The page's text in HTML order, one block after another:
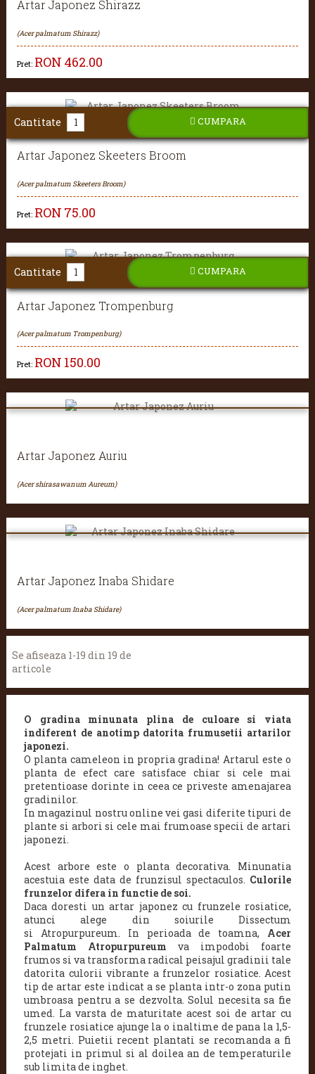
Artar Japonez Shirazz
(Acer palmatum Shirazz)
Pret: RON 462.00
Artar Japonez Skeeters Broom
(Acer palmatum Skeeters Broom)
Pret: RON 75.00
Cantitate CUMPARA
Artar Japonez Trompenburg
(Acer palmatum Trompenburg)
Pret: RON 150.00
Cantitate CUMPARA
Artar Japonez Auriu
(Acer shirasawanum Aureum)
Artar Japonez Inaba Shidare
(Acer palmatum Inaba Shidare)
Se afiseaza 1-19 din 19 de
articole
O gradina minunata plina de culoare si viata
indiferent de anotimp datorita frumusetii artarilor
japonezi.
O planta cameleon in propria gradina! Artarul este o
planta de efect care satisface chiar si cele mai
pretentioase dorinte in ceea ce priveste amenajarea
gradinilor.
In magazinul nostru online vei gasi diferite tipuri de
plante si arbori si cele mai frumoase specii de artari
japonezi.
Acest arbore este o planta decorativa. Minunatia
acestuia este data de frunzisul spectaculos. Culorile
frunzelor difera in functie de soi.
Daca doresti un artar japonezcu frunzele rosiatice,
atunci alege din soiurile Dissectum
si Atropurpureum. In perioada de toamna, Acer
Palmatum Atropurpureum va impodobi foarte
frumos si va transforma radical peisajul gradinii tale
datorita culorii vibrante a frunzelor rosiatice. Acest
tip de artar este indicat a se planta intr-o zona putin
umbroasa pentru a se dezvolta. Solul necesita sa fie
umed. La varsta de maturitate acest soi de artar cu
frunzele rosiatice ajunge la o inaltime de pana la 1,5-
2,5 metri. Puietii recent plantati se recomanda a fi
protejati in primul si al doilea an de temperaturile
sub limita de inghet.